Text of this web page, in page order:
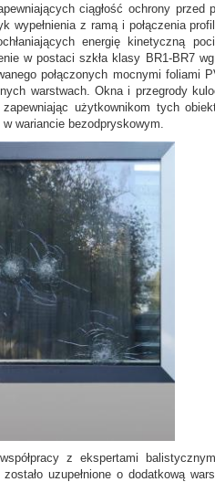
ciągłość ochrony przed
wypełnienia z ramą i połączenia
energię kinetyczną
w postaci szkła klasy BR1-BR7
połączonych mocnymi foliami
warstwach. Okna i przegrody
użytkownikom tych
wariancie bezodpryskowym.
z ekspertami
uzupełnione o dodatkową